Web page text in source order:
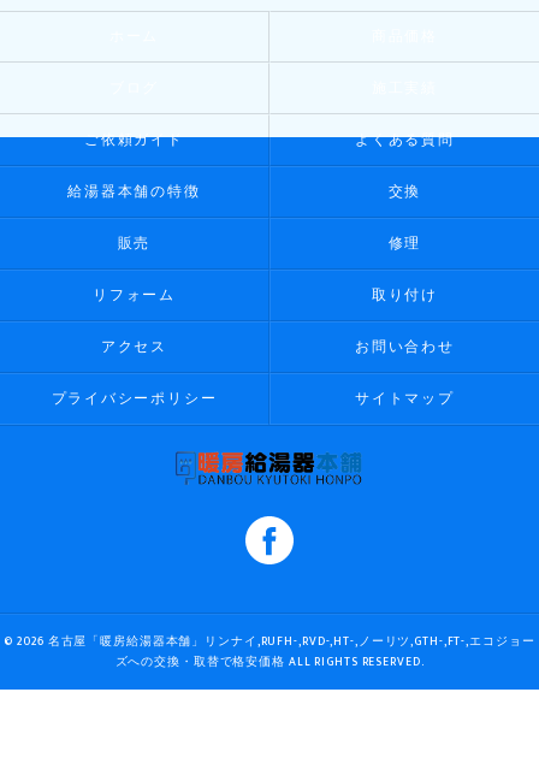
ご依頼ガイド よくある質問
給湯器本舗の特徴 交換
販売 修理
リフォーム 取り付け
アクセス お問い合わせ
プライバシーポリシー サイトマップ
© 2026 名古屋「暖房給湯器本舗」リンナイ,RUFH-,RVD-,HT-,ノーリツ,GTH-,FT-,エコジョー
ズへの交換・取替で格安価格 ALL RIGHTS RESERVED.